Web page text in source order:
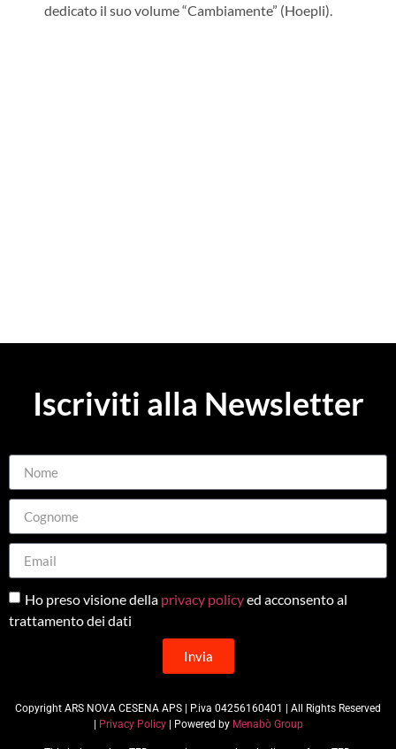
dedicato il suo volume “Cambiamente” (Hoepli).
Iscriviti alla Newsletter
Ho preso visione della privacy policyed acconsento al
trattamento dei dati
Invia
Copyright ARS NOVA CESENA APS | P.iva 04256160401 | All Rights Reserved
Privacy Policy| Powered by Menabò Group